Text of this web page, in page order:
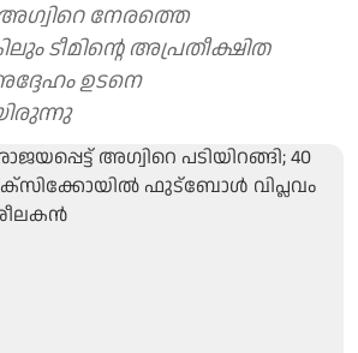
നേരത്തെ
ടീമിന്റെ അപ്രതീക്ഷിത
ഉടനെ